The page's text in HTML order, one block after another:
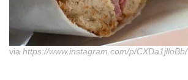
via https://www.instagram.com/p/CXDa1jlloBb/